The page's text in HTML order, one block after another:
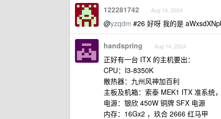
122281742 Aug 14, 2024
@yzqdm #26 好呀 我的是
handspring Aug 14, 2024
正好有一台 ITX 的主机要出：
CPU：I3-8350K
散热器：九州风神加百利
主板及机箱：索泰 MEK1 ITX 准系统，
电源：银欣 450W 铜牌 SFX 电源
内存：16Gx2 ，玖合 2666 红马甲